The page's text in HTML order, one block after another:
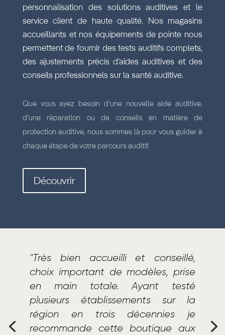
personnalisation des solutions auditives et le
service client de haute qualité. Nos magasins
accueillants et nos équipements de pointe nous
permettent de fournir des tests auditifs complets,
des ajustements précis d’aides auditives et des
conseils professionnels sur la santé auditive.
Que vous ayez besoin d’une nouvelle aide auditive,
d’une réparation ou de conseils en matière de
protection auditive, nous sommes là pour vous guider à
chaque étape de votre parcours auditif.
Découvrir
"Très bien accueilli et conseillé,
choix important de modèles, prise
en main totale. Ayant testé
plusieurs établissements sur la
région en trois décennies je
recommande cette boutique aux